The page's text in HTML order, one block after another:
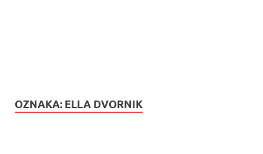
OZNAKA: ELLA DVORNIK